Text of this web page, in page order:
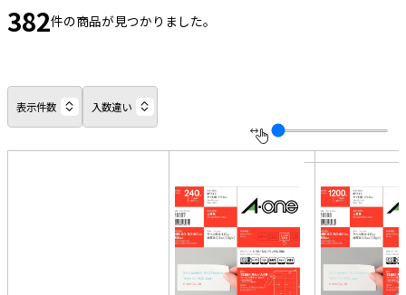
す
382件の商品が見つかりました。
表示件数 入数違い